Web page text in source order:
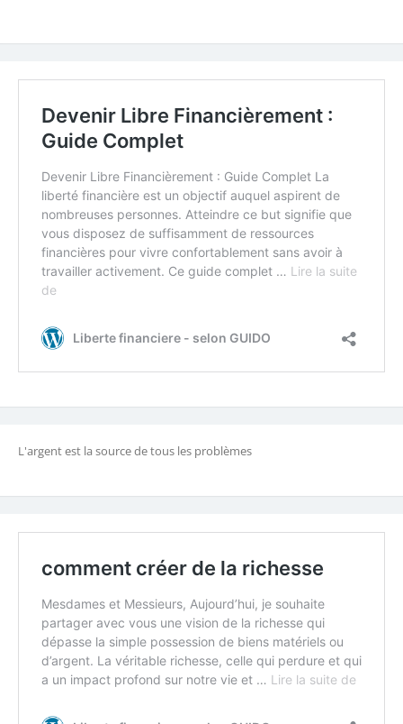
L'argent est la source de tous les problèmes